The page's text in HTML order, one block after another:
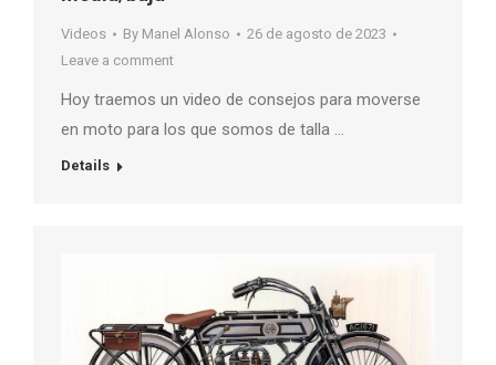
Videos By Manel Alonso
26 de agosto de 2023
Leave a comment
Hoy traemos un video de consejos para moverse
en moto para los que somos de talla …
Details